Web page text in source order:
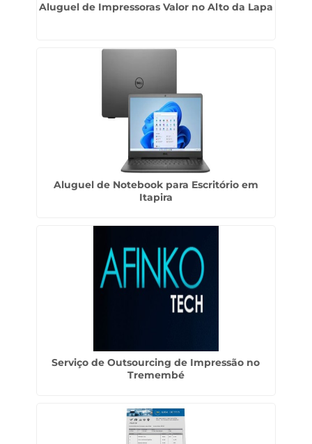
Aluguel de Impressoras Valor no Alto da Lapa
Aluguel de Notebook para Escritório em
Itapira
Serviço de Outsourcing de Impressão no
Tremembé